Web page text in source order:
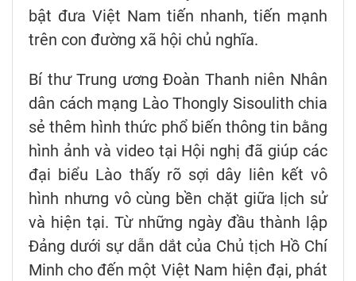
bật đưa Việt Nam tiến nhanh, tiến mạnh
trên con đường xã hội chủ nghĩa.
Bí thư Trung ương Đoàn Thanh niên Nhân
dân cách mạng Lào Thongly Sisoulith chia
sẻ thêm hình thức phổ biến thông tin bằng
hình ảnh và video tại Hội nghị đã giúp các
đại biểu Lào thấy rõ sợi dây liên kết vô
hình nhưng vô cùng bền chặt giữa lịch sử
và hiện tại. Từ những ngày đầu thành lập
Đảng dưới sự dẫn dắt của Chủ tịch Hồ Chí
Minh cho đến một Việt Nam hiện đại, phát